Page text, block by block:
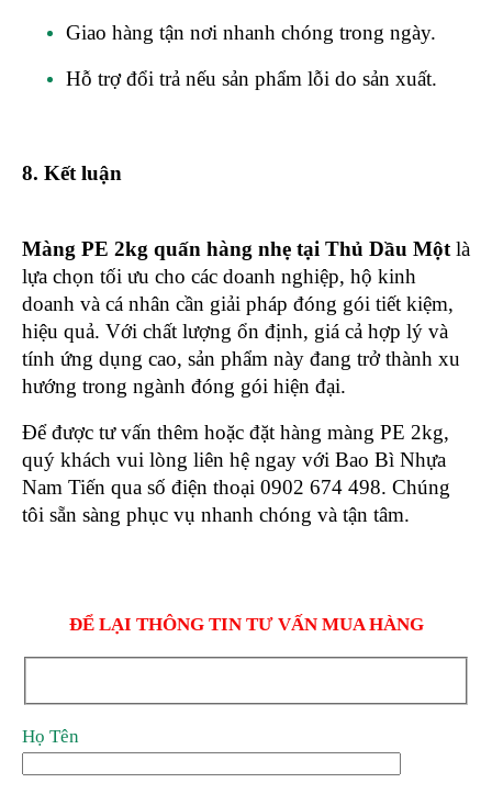
Giao hàng tận nơi nhanh chóng trong ngày.
Hỗ trợ đổi trả nếu sản phẩm lỗi do sản xuất.
8. Kết luận
Màng PE 2kg quấn hàng nhẹ tại Thủ Dầu Một là
lựa chọn tối ưu cho các doanh nghiệp, hộ kinh
doanh và cá nhân cần giải pháp đóng gói tiết kiệm,
hiệu quả. Với chất lượng ổn định, giá cả hợp lý và
tính ứng dụng cao, sản phẩm này đang trở thành xu
hướng trong ngành đóng gói hiện đại.
Để được tư vấn thêm hoặc đặt hàng màng PE 2kg,
quý khách vui lòng liên hệ ngay với Bao Bì Nhựa
Nam Tiến qua số điện thoại 0902 674 498. Chúng
tôi sẵn sàng phục vụ nhanh chóng và tận tâm.
ĐỂ LẠI THÔNG TIN TƯ VẤN MUA HÀNG
Họ Tên